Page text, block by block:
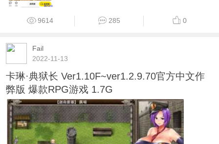
9614 285 0
Fail
2022-11-13
卡琳·典狱长 Ver1.10F~ver1.2.9.70官方中文作
弊版 爆款RPG游戏 1.7G